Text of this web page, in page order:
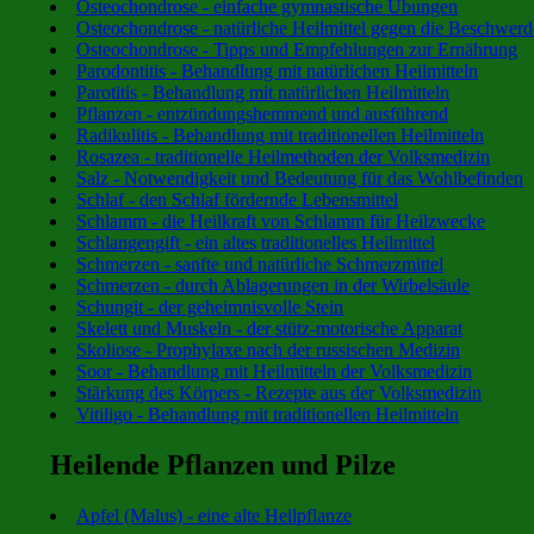
Osteochondrose - einfache gymnastische Übungen
Osteochondrose - natürliche Heilmittel gegen die
Osteochondrose - Tipps und Empfehlungen zur Ernährung
Parodontitis - Behandlung mit natürlichen Heilmitteln
Parotitis - Behandlung mit natürlichen Heilmitteln
Pflanzen - entzündungshemmend und ausführend
Radikulitis - Behandlung mit traditionellen Heilmitteln
Rosazea - traditionelle Heilmethoden der Volksmedizin
Salz - Notwendigkeit und Bedeutung für das Wohlbefinden
Schlaf - den Schlaf fördernde Lebensmittel
Schlamm - die Heilkraft von Schlamm für Heilzwecke
Schlangengift - ein altes traditionelles Heilmittel
Schmerzen - sanfte und natürliche Schmerzmittel
Schmerzen - durch Ablagerungen in der Wirbelsäule
Schungit - der geheimnisvolle Stein
Skelett und Muskeln - der stütz-motorische Apparat
Skoliose - Prophylaxe nach der russischen Medizin
Soor - Behandlung mit Heilmitteln der Volksmedizin
Stärkung des Körpers - Rezepte aus der Volksmedizin
Vitiligo - Behandlung mit traditionellen Heilmitteln
Heilende Pflanzen und Pilze
Apfel (Malus) - eine alte Heilpflanze